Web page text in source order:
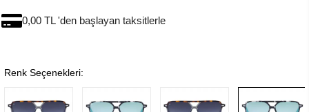
0,00 TL 'den başlayan taksitlerle
Renk Seçenekleri: